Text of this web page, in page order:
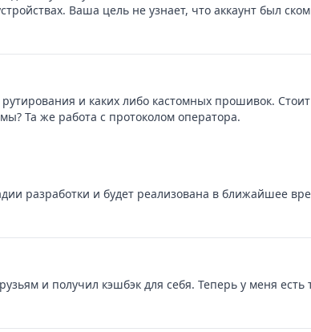
Ваша цель не узнает, что аккаунт был
и каких либо кастомных прошивок.
Та же работа с протоколом оператора.
разработки и будет реализована в ближайшее
и получил кэшбэк для себя. Теперь у меня